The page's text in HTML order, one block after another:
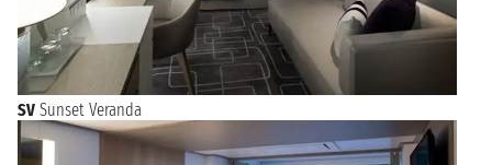
SV Sunset Veranda